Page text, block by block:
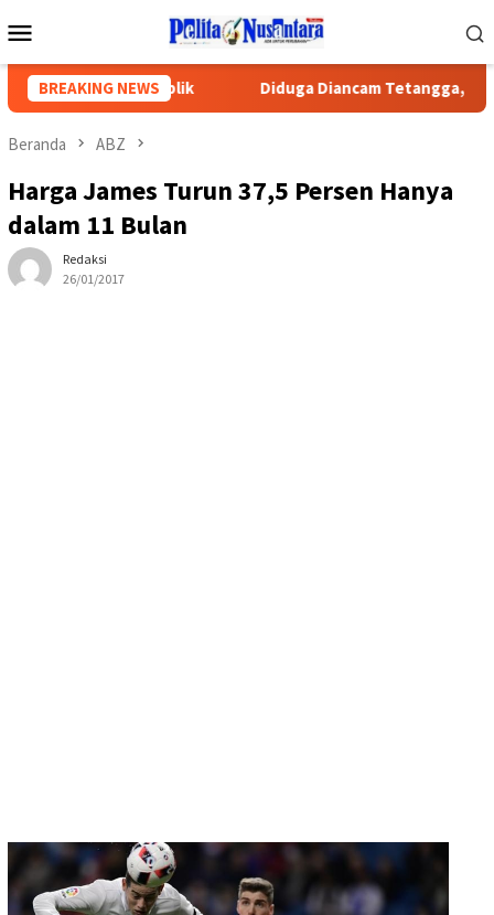
ke
Mobile
BREAKING NEWS
Keadilan Publik Diduga Diancam Tetangga, Pengurus
Beranda ABZ
Harga James Turun 37,5 Persen Hanya
dalam 11 Bulan
Redaksi
26/01/2017